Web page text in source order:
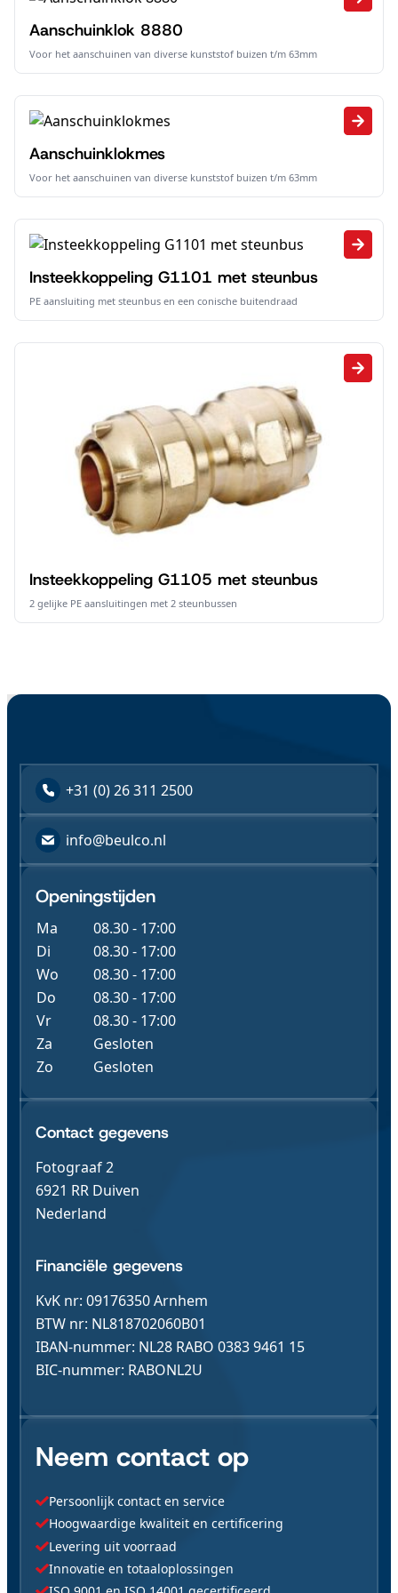
Aanschuinklok 8880
Voor het aanschuinen van diverse kunststof buizen t/m 63mm
Aanschuinklokmes
Voor het aanschuinen van diverse kunststof buizen t/m 63mm
Insteekkoppeling G1101 met steunbus
PE aansluiting met steunbus en een conische buitendraad
Insteekkoppeling G1105 met steunbus
2 gelijke PE aansluitingen met 2 steunbussen
+31 (0) 26 311 2500
info@beulco.nl
Openingstijden
Ma
08.30 - 17:00
Di
08.30 - 17:00
Wo
08.30 - 17:00
Do
08.30 - 17:00
Vr
08.30 - 17:00
Za
Gesloten
Zo
Gesloten
Contact & Gegevens
Contact gegevens
Fotograaf 2
6921 RR Duiven
Nederland
Financiële gegevens
KvK nr: 09176350 Arnhem
BTW nr: NL818702060B01
IBAN-nummer: NL28 RABO 0383 9461 15
BIC-nummer: RABONL2U
Neem contact op
Persoonlijk contact en service
Hoogwaardige kwaliteit en certificering
Levering uit voorraad
Innovatie en totaaloplossingen